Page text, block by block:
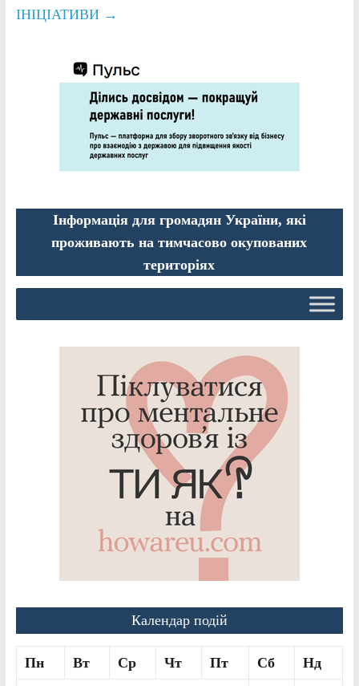
ІНІЦІАТИВИ →
Інформація для громадян України, які
проживають на тимчасово окупованих
територіях
Календар подій
Пн Вт Ср Чт Пт Сб Нд